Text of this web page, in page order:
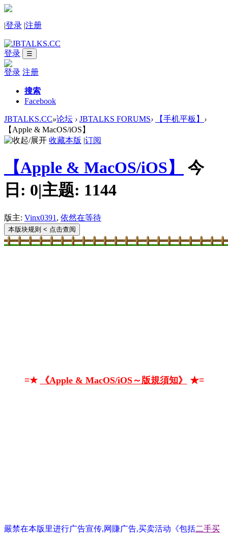
|登录 |注册
登录 ☰
登录 注册
搜索
Facebook
JBTALKS.CC»论坛 › JBTALKS FORUMS› 【手机平板】 ›
【Apple & MacOS/iOS】
收藏本版 |订阅
【Apple & MacOS/iOS】
今
日: 0|主题: 1144
版主: Vinx0391 , 依然在等待
本版块规则 < 点击查阅
≡★ 《Apple & MacOS/iOS～版規須知》 ★≡
嚴禁在本版里进行广告宣传,网賺广告,买卖活动《包括二手买